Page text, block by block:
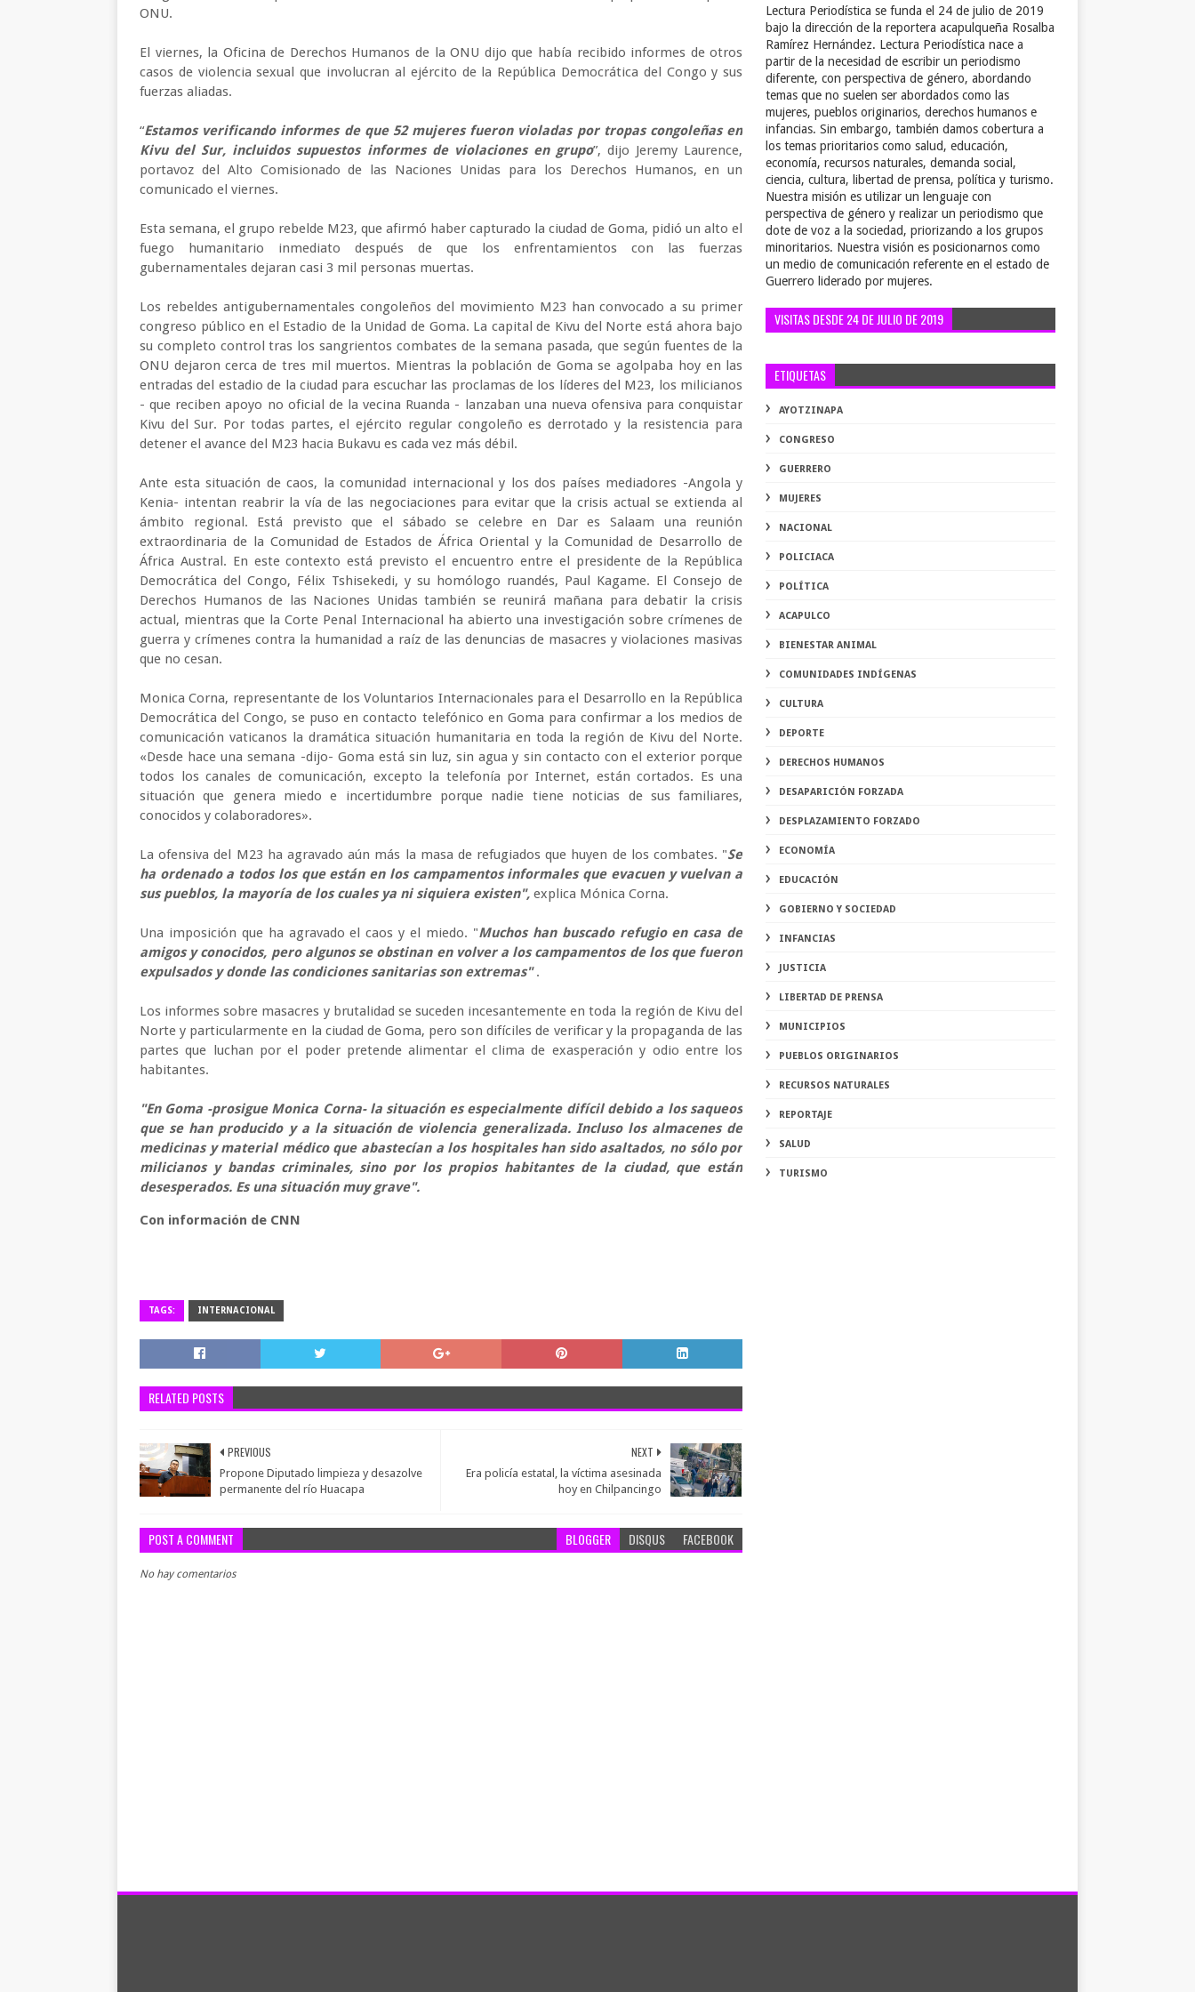
ONU.
El viernes, la Oficina de Derechos Humanos de la ONU dijo que había recibido informes de otros
casos de violencia sexual que involucran al ejército de la República Democrática del Congo y sus
fuerzas aliadas.
“Estamos verificando informes de que 52 mujeres fueron violadas por tropas congoleñas en
Kivu del Sur, incluidos supuestos informes de violaciones en grupo”, dijo Jeremy Laurence,
portavoz del Alto Comisionado de las Naciones Unidas para los Derechos Humanos, en un
comunicado el viernes.
Esta semana, el grupo rebelde M23, que afirmó haber capturado la ciudad de Goma, pidió un alto el
fuego humanitario inmediato después de que los enfrentamientos con las fuerzas
gubernamentales dejaran casi 3 mil personas muertas.
Los rebeldes antigubernamentales congoleños del movimiento M23 han convocado a su primer
congreso público en el Estadio de la Unidad de Goma. La capital de Kivu del Norte está ahora bajo
su completo control tras los sangrientos combates de la semana pasada, que según fuentes de la
ONU dejaron cerca de tres mil muertos. Mientras la población de Goma se agolpaba hoy en las
entradas del estadio de la ciudad para escuchar las proclamas de los líderes del M23, los milicianos
- que reciben apoyo no oficial de la vecina Ruanda - lanzaban una nueva ofensiva para conquistar
Kivu del Sur. Por todas partes, el ejército regular congoleño es derrotado y la resistencia para
detener el avance del M23 hacia Bukavu es cada vez más débil.
Ante esta situación de caos, la comunidad internacional y los dos países mediadores -Angola y
Kenia- intentan reabrir la vía de las negociaciones para evitar que la crisis actual se extienda al
ámbito regional. Está previsto que el sábado se celebre en Dar es Salaam una reunión
extraordinaria de la Comunidad de Estados de África Oriental y la Comunidad de Desarrollo de
África Austral. En este contexto está previsto el encuentro entre el presidente de la República
Democrática del Congo, Félix Tshisekedi, y su homólogo ruandés, Paul Kagame. El Consejo de
Derechos Humanos de las Naciones Unidas también se reunirá mañana para debatir la crisis
actual, mientras que la Corte Penal Internacional ha abierto una investigación sobre crímenes de
guerra y crímenes contra la humanidad a raíz de las denuncias de masacres y violaciones masivas
que no cesan.
Monica Corna, representante de los Voluntarios Internacionales para el Desarrollo en la República
Democrática del Congo, se puso en contacto telefónico en Goma para confirmar a los medios de
comunicación vaticanos la dramática situación humanitaria en toda la región de Kivu del Norte.
«Desde hace una semana -dijo- Goma está sin luz, sin agua y sin contacto con el exterior porque
todos los canales de comunicación, excepto la telefonía por Internet, están cortados. Es una
situación que genera miedo e incertidumbre porque nadie tiene noticias de sus familiares,
conocidos y colaboradores».
La ofensiva del M23 ha agravado aún más la masa de refugiados que huyen de los combates. "Se
ha ordenado a todos los que están en los campamentos informales que evacuen y vuelvan a
sus pueblos, la mayoría de los cuales ya ni siquiera existen", explica Mónica Corna.
Una imposición que ha agravado el caos y el miedo. "Muchos han buscado refugio en casa de
amigos y conocidos, pero algunos se obstinan en volver a los campamentos de los que fueron
expulsados y donde las condiciones sanitarias son extremas".
Los informes sobre masacres y brutalidad se suceden incesantemente en toda la región de Kivu del
Norte y particularmente en la ciudad de Goma, pero son difíciles de verificar y la propaganda de las
partes que luchan por el poder pretende alimentar el clima de exasperación y odio entre los
habitantes.
"En Goma -prosigue Monica Corna- la situación es especialmente difícil debido a los saqueos
que se han producido y a la situación de violencia generalizada. Incluso los almacenes de
medicinas y material médico que abastecían a los hospitales han sido asaltados, no sólo por
milicianos y bandas criminales, sino por los propios habitantes de la ciudad, que están
desesperados. Es una situación muy grave".
Con información de CNN
TAGS: INTERNACIONAL
RELATED POSTS
NEXT
Era policía estatal, la víctima asesinada
hoy en Chilpancingo
PREVIOUS
Propone Diputado limpieza y desazolve
permanente del río Huacapa
POST A COMMENT BLOGGER DISQUS FACEBOOK
No hay comentarios
Lectura Periodística se funda el 24 de julio de 2019
bajo la dirección de la reportera acapulqueña Rosalba
Ramírez Hernández. Lectura Periodística nace a
partir de la necesidad de escribir un periodismo
diferente, con perspectiva de género, abordando
temas que no suelen ser abordados como las
mujeres, pueblos originarios, derechos humanos e
infancias. Sin embargo, también damos cobertura a
los temas prioritarios como salud, educación,
economía, recursos naturales, demanda social,
ciencia, cultura, libertad de prensa, política y turismo.
Nuestra misión es utilizar un lenguaje con
perspectiva de género y realizar un periodismo que
dote de voz a la sociedad, priorizando a los grupos
minoritarios. Nuestra visión es posicionarnos como
un medio de comunicación referente en el estado de
Guerrero liderado por mujeres.
VISITAS DESDE 24 DE JULIO DE 2019
ETIQUETAS
AYOTZINAPA
CONGRESO
GUERRERO
MUJERES
NACIONAL
POLICIACA
POLÍTICA
ACAPULCO
BIENESTAR ANIMAL
COMUNIDADES INDÍGENAS
CULTURA
DEPORTE
DERECHOS HUMANOS
DESAPARICIÓN FORZADA
DESPLAZAMIENTO FORZADO
ECONOMÍA
EDUCACIÓN
GOBIERNO Y SOCIEDAD
INFANCIAS
JUSTICIA
LIBERTAD DE PRENSA
MUNICIPIOS
PUEBLOS ORIGINARIOS
RECURSOS NATURALES
REPORTAJE
SALUD
TURISMO